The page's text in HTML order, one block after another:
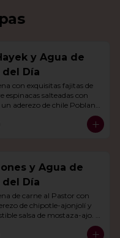
y Agua de
del Día
con exquisitas fajitas de
espinacas salteadas con
aderezo de chile Poblano.
y Agua de
del Día
de carne al Pastor con
de chipotle-ajonjolí y
salsa de mostaza-ajo.